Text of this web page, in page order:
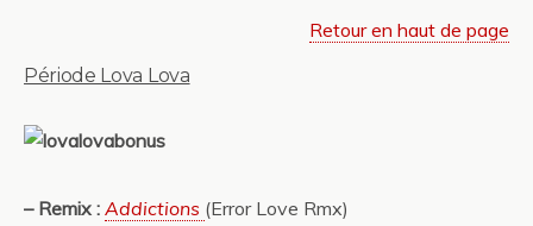
Retour en haut de page
Période Lova Lova
– Remix : Addictions (Error Love Rmx)